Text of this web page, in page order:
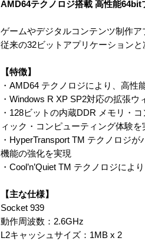
AMD64テクノロジ搭載 高性能
ゲームやデジタルコンテンツ制作ア
従来の32ビットアプリケーション
【特徴】
・AMD64 テクノロジにより、高
・Windows R XP SP2対応の拡張
・128ビットの内蔵DDR メモリ・
ィック・コンピューティング体験を
・HyperTransport TM テクノロジ
機能の強化を実現
・Cool’n’Quiet TM テクノロジに
【主な仕様】
Socket 939
動作周波数：2.6GHz
L2キャッシュサイズ：1MB x 2